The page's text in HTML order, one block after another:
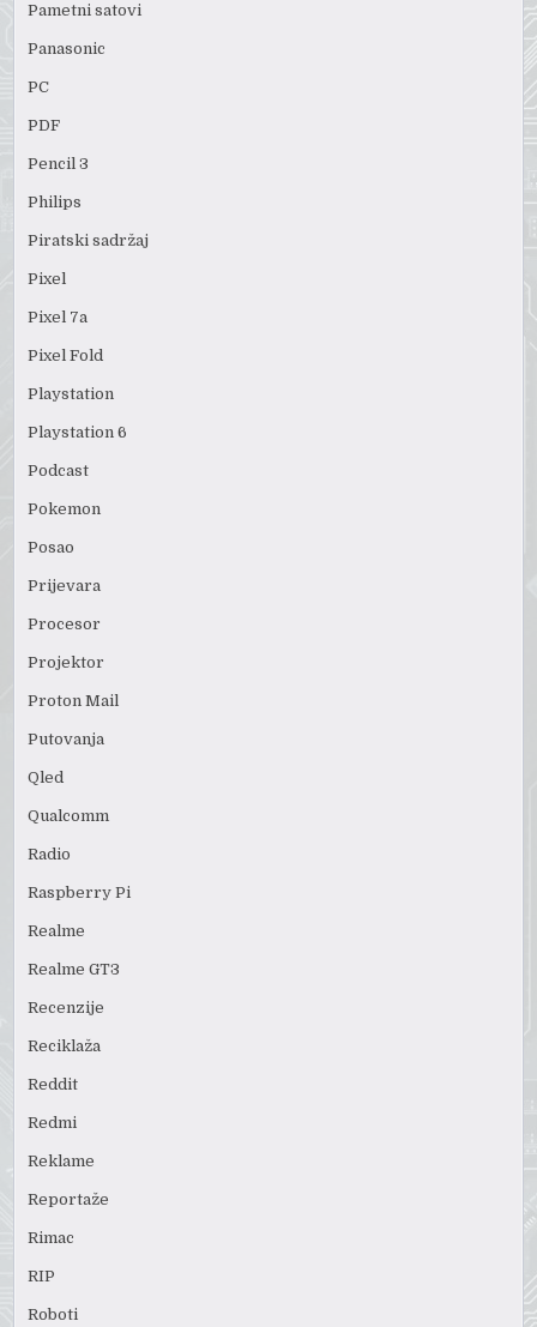
Pametni satovi
Panasonic
PC
PDF
Pencil 3
Philips
Piratski sadržaj
Pixel
Pixel 7a
Pixel Fold
Playstation
Playstation 6
Podcast
Pokemon
Posao
Prijevara
Procesor
Projektor
Proton Mail
Putovanja
Qled
Qualcomm
Radio
Raspberry Pi
Realme
Realme GT3
Recenzije
Reciklaža
Reddit
Redmi
Reklame
Reportaže
Rimac
RIP
Roboti